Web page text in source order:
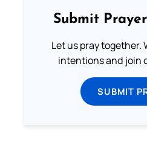
Submit
Let us pray together.
intentions and join
SUBMIT